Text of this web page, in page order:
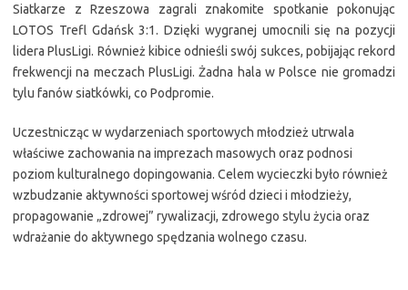
Siatkarze z Rzeszowa zagrali znakomite spotkanie pokonując
LOTOS Trefl Gdańsk 3:1. Dzięki wygranej umocnili się na pozycji
lidera PlusLigi. Również kibice odnieśli swój sukces, pobijając rekord
frekwencji na meczach PlusLigi. Żadna hala w Polsce nie gromadzi
tylu fanów siatkówki, co Podpromie.
Uczestnicząc w wydarzeniach sportowych młodzież utrwala
właściwe zachowania na imprezach masowych oraz podnosi
poziom kulturalnego dopingowania. Celem wycieczki było również
wzbudzanie aktywności sportowej wśród dzieci i młodzieży,
propagowanie „zdrowej” rywalizacji, zdrowego stylu życia oraz
wdrażanie do aktywnego spędzania wolnego czasu.